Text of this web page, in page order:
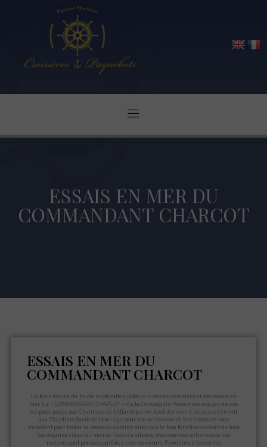
ESSAIS EN MER DU
COMMANDANT CHARCOT
ESSAIS EN MER DU
COMMANDANT CHARCOT
Le futur navire de haute exploration polaire vient de commencer ses essais en
mer. Le « COMMANDANT CHARCOT » de la Compagnie Ponant est équipé de ses
Azipods posés aux Chantiers de l’Atlantique en Aout dernier. Il est actuellement
aux Chantiers Sovik de Norvége pour son achèvement. Ses essais en mer
débutent pour tester sa manoeuvrabilité ainsi que le bon fonctionnement de tous
les organes vitaux du navire. Tests de vitesse, manoeuvres extrêmes ou les
moteurs sont poussés parfois à leur maximum. Pendant ce temps les